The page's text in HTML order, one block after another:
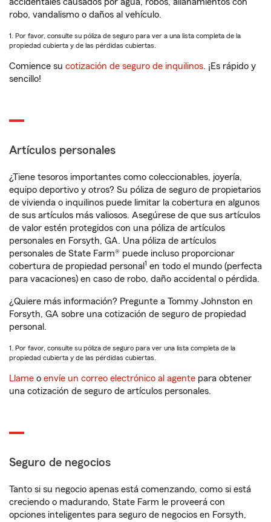
robo, vandalismo o daños al vehículo.
1. Por favor, consulte su póliza de seguro para ver a una lista completa de la
propiedad cubierta y de las pérdidas cubiertas.
Comience su cotización de seguro de inquilinos. ¡Es rápido y
sencillo!
Artículos personales
¿Tiene tesoros importantes como coleccionables, joyería,
equipo deportivo y otros? Su póliza de seguro de propietarios
de vivienda o inquilinos puede limitar la cobertura en algunos
de sus artículos más valiosos. Asegúrese de que sus artículos
de valor estén protegidos con una póliza de artículos
personales en Forsyth, GA. Una póliza de artículos
personales de State Farm® puede incluso proporcionar
cobertura de propiedad personal 1 en todo el mundo (perfecta
para vacaciones) en caso de robo, daño accidental o pérdida.
¿Quiere más información? Pregunte a Tommy Johnston en
Forsyth, GA sobre una cotización de seguro de propiedad
personal.
1. Por favor, consulte su póliza de seguro para ver una lista completa de la
propiedad cubierta y de las pérdidas cubiertas.
Llame o envíe un correo electrónico al agente para obtener
una cotización de seguro de artículos personales.
Seguro de negocios
Tanto si su negocio apenas está comenzando, como si está
creciendo o madurando, State Farm le proveerá con
opciones inteligentes para seguro de negocios en Forsyth,